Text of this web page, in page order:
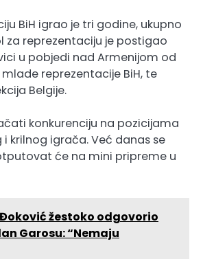
BiH igrao je tri godine, ukupno
za reprezentaciju je postigao
u pobjedi nad Armenijom od
mlade reprezentacije BiH, te
Belgije.
konkurenciju na pozicijama
krilnog igrača. Već danas se
će na mini pripreme u
Đoković žestoko odgovorio
Garosu: “Nemaju